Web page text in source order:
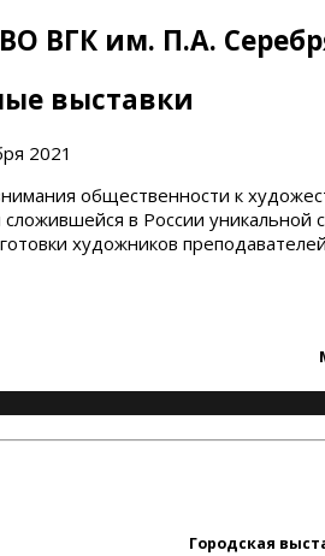
ВГК им. П.А.
выставки
2021
общественности к
в России уникальной
художников
Городская